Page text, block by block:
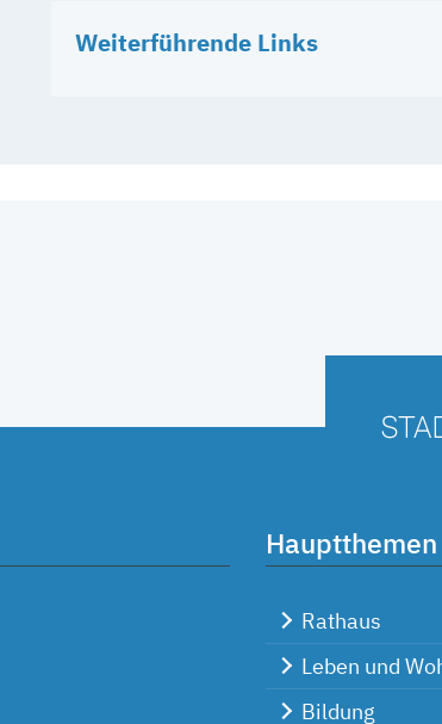
Weiterführende Links
Hauptthemen
Rathaus
Leben und
Bildung